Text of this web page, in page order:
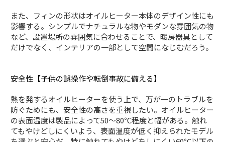
また、フィンの形状はオイルヒーター本体のデザイン性にも
影響する。シンプルでナチュラルな物やモダンな雰囲気の物
など、設置場所の雰囲気に合わせることで、暖房器具として
だけでなく、インテリアの一部として空間になじむだろう。
安全性【子供の誤操作や転倒事故に備える】
熱を発するオイルヒーターを使う上で、万が一のトラブルを
防ぐためにも、安全性の高さを重視したい。オイルヒーター
の表面温度は製品によって50～80℃程度と幅がある。触れ
てもやけどしにくいよう、表面温度が低く抑えられたモデル